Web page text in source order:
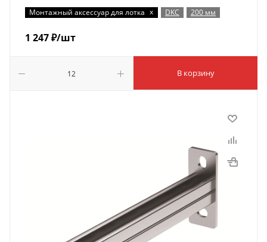
Монтажный аксессуар для лотка x DKC 200 мм
1 247₽/шт
В корзину